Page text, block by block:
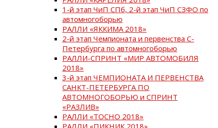
1-й этап ЧиП СПб, 2-й этап ЧиП СЗФО по
автомногоборью
РАЛЛИ «ЯККИМА 2018»
2-й этап Чемпионата и первенства С-
Петербурга по автомногоборью
РАЛЛИ-СПРИНТ «МИР АВТОМОБИЛЯ
2018»
3-й этап ЧЕМПИОНАТА И ПЕРВЕНСТВА
САНКТ-ПЕТЕРБУРГА ПО
АВТОМНОГОБОРЬЮ и СПРИНТ
«РАЗЛИВ»
РАЛЛИ «ТОСНО 2018»
РАЛЛИ «ПИКНИК 2018»